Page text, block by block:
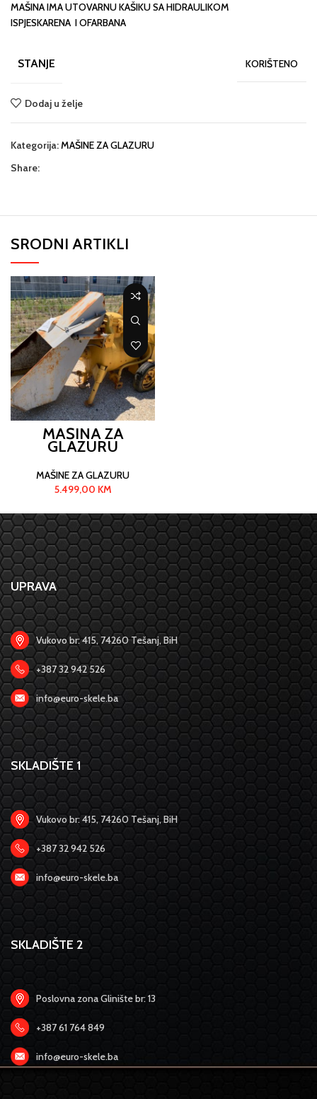
MAŠINA IMA UTOVARNU KAŠIKU SA HIDRAULIKOM
ISPJESKARENA I OFARBANA
STANJE KORIŠTENO
Dodaj u želje
Kategorija:MAŠINE ZA GLAZURU
Share:
SRODNI ARTIKLI
MAŠINA ZA
GLAZURU
MAŠINE ZA GLAZURU
5.499,00 KM
UPRAVA
Vukovo br: 415, 74260 Tešanj, BiH
+387 32 942 526
info@euro-skele.ba
SKLADIŠTE 1
Vukovo br: 415, 74260 Tešanj, BiH
+387 32 942 526
info@euro-skele.ba
SKLADIŠTE 2
Poslovna zona Glinište br: 13
+387 61 764 849
info@euro-skele.ba